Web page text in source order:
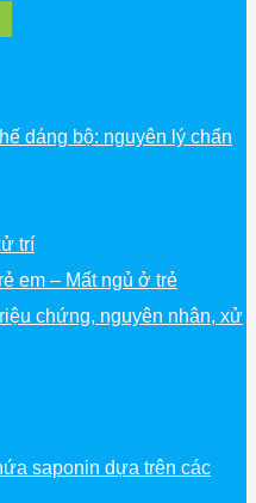
dáng bộ: nguyên lý chẩn
trí
em – Mất ngủ ở trẻ
chứng, nguyên nhân, xử
saponin dựa trên các